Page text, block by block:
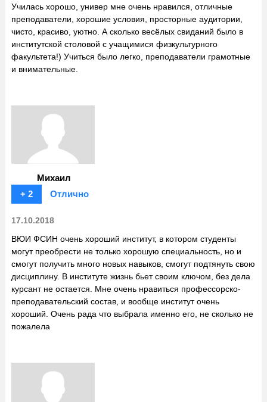
Училась хорошо, универ мне очень нравился, отличные
преподаватели, хорошие условия, просторные аудитории,
чисто, красиво, уютно. А сколько весёлых свиданий было в
институтской столовой с учащимися физкультурного
факультета!) Учиться было легко, преподаватели грамотные
и внимательные.
Михаил
+ 2
Отлично
17.10.2018
ВЮИ ФСИН очень хороший институт, в котором студенты
могут преобрести не только хорошую специальность, но и
смогут получить много новых навыков, смогут подтянуть свою
дисциплину. В институте жизнь бьет своим ключом, без дела
курсант не остается. Мне очень нравиться профессорско-
преподавательский состав, и вообще институт очень
хороший. Очень рада что выбрала именно его, не сколько не
пожалела